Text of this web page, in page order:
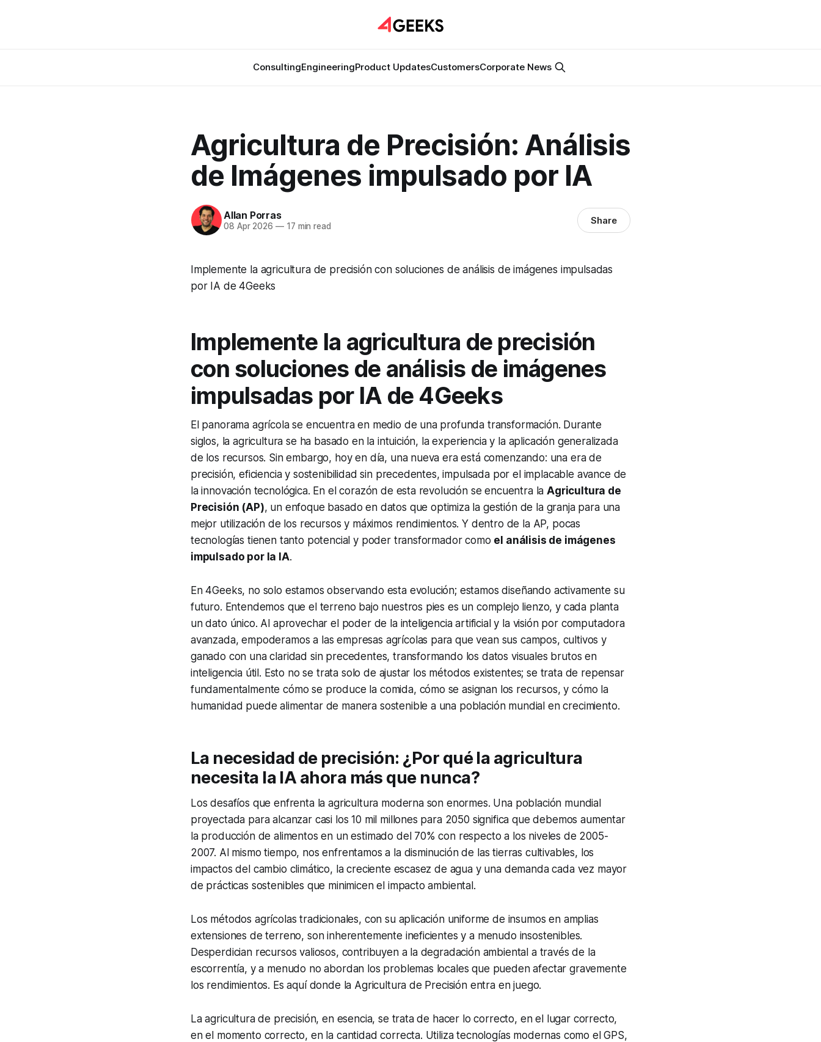
ConsultingEngineeringProduct UpdatesCustomersCorporate News
Agricultura de Precisión: Análisis
de Imágenes impulsado por IA
Allan Porras
08 Apr 2026 —17 min read Share
Implemente la agricultura de precisión con soluciones de análisis de imágenes impulsadas
por IA de 4Geeks
Implemente la agricultura de precisión
con soluciones de análisis de imágenes
impulsadas por IA de 4Geeks
El panorama agrícola se encuentra en medio de una profunda transformación. Durante
siglos, la agricultura se ha basado en la intuición, la experiencia y la aplicación generalizada
de los recursos. Sin embargo, hoy en día, una nueva era está comenzando: una era de
precisión, eficiencia y sostenibilidad sin precedentes, impulsada por el implacable avance de
la innovación tecnológica. En el corazón de esta revolución se encuentra laAgricultura de
Precisión (AP), un enfoque basado en datos que optimiza la gestión de la granja para una
mejor utilización de los recursos y máximos rendimientos. Y dentro de la AP, pocas
tecnologías tienen tanto potencial y poder transformador como el análisis de imágenes
impulsado por la IA.
En 4Geeks, no solo estamos observando esta evolución; estamos diseñando activamente su
futuro. Entendemos que el terreno bajo nuestros pies es un complejo lienzo, y cada planta
un dato único. Al aprovechar el poder de la inteligencia artificial y la visión por computadora
avanzada, empoderamos a las empresas agrícolas para que vean sus campos, cultivos y
ganado con una claridad sin precedentes, transformando los datos visuales brutos en
inteligencia útil. Esto no se trata solo de ajustar los métodos existentes; se trata de repensar
fundamentalmente cómo se produce la comida, cómo se asignan los recursos, y cómo la
humanidad puede alimentar de manera sostenible a una población mundial en crecimiento.
La necesidad de precisión: ¿Por qué la agricultura
necesita la IA ahora más que nunca?
Los desafíos que enfrenta la agricultura moderna son enormes. Una población mundial
proyectada para alcanzar casi los 10 mil millones para 2050 significa que debemos aumentar
la producción de alimentos en un estimado del 70% con respecto a los niveles de 2005-
2007. Al mismo tiempo, nos enfrentamos a la disminución de las tierras cultivables, los
impactos del cambio climático, la creciente escasez de agua y una demanda cada vez mayor
de prácticas sostenibles que minimicen el impacto ambiental.
Los métodos agrícolas tradicionales, con su aplicación uniforme de insumos en amplias
extensiones de terreno, son inherentemente ineficientes y a menudo insostenibles.
Desperdician recursos valiosos, contribuyen a la degradación ambiental a través de la
escorrentía, y a menudo no abordan los problemas locales que pueden afectar gravemente
los rendimientos. Es aquí donde la Agricultura de Precisión entra en juego.
La agricultura de precisión, en esencia, se trata de hacer lo correcto, en el lugar correcto,
en el momento correcto, en la cantidad correcta. Utiliza tecnologías modernas como el GPS,